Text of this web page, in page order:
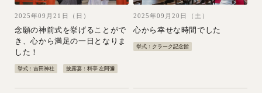
2025年09月21日（日）
念願の神前式を挙げることがで
き、心から満足の一日となりま
した！
挙式：吉田神社 披露宴：料亭 左阿彌
2025年09月20日（土）
心から幸せな時間でした
挙式：クラーク記念館